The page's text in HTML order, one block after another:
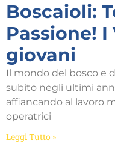
Boscaioli:
Passione!
giovani
Il mondo del bosco e
subito negli ultimi
affiancando al lavoro
operatrici
Leggi Tutto »